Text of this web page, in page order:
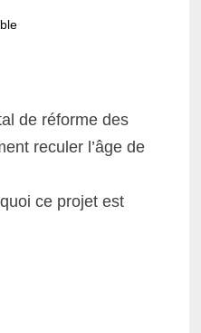
de réforme des
reculer l’âge de
ce projet est